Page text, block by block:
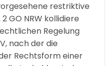
restriktive
GO NRW kollidiere
Regelung
nach der die
Rechtsform einer